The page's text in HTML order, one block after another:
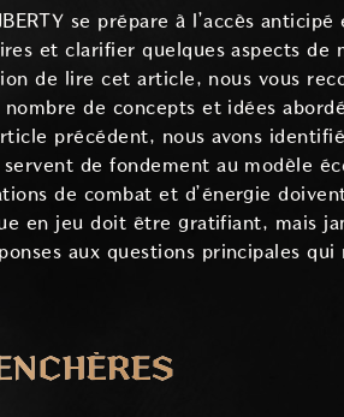
se prépare à l’accès
et clarifier quelques aspects de
de lire cet article, nous vous
de concepts et idées
précédent, nous avons
de fondement au modèle
de combat et d’énergie
en jeu doit être gratifiant, mais
aux questions principales